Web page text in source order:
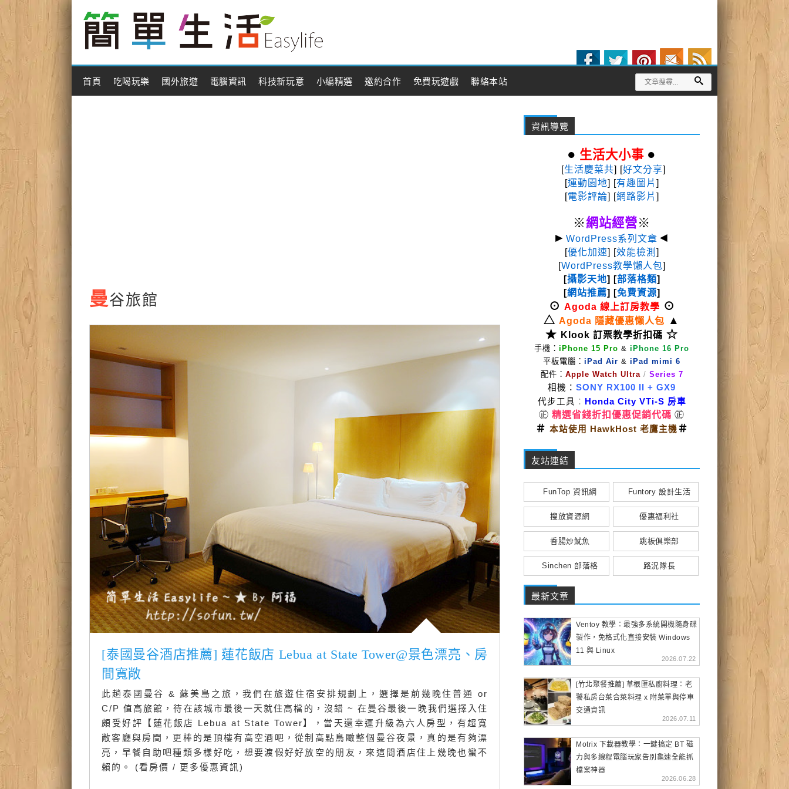
Main Menu
首頁 吃喝玩樂 國外旅遊 電腦資訊 科技新玩意 小編精選 邀約合作 免費玩遊戲 聯絡本站
曼谷旅館
[泰國曼谷酒店推薦] 蓮花飯店 Lebua at State Tower@景色漂亮、房
間寬敞
此趟泰國曼谷 & 蘇美島之旅，我們在旅遊住宿安排規劃上，選擇是前幾晚住普通 or
C/P 值高旅館，待在該城市最後一天就住高檔的，沒錯 ~ 在曼谷最後一晚我們選擇入住
頗受好評【蓮花飯店 Lebua at State Tower】，當天還幸運升級為六人房型，有超寬
敞客廳與房間，更棒的是頂樓有高空酒吧，從制高點鳥瞰整個曼谷夜景，真的是有夠漂
亮，早餐自助吧種類多樣好吃，想要渡假好好放空的朋友，來這間酒店住上幾晚也蠻不
賴的。 (看房價 / 更多優惠資訊)
資訊導覽
● 生活大小事 ●
[生活慶菜共] [好文分享]
[運動園地] [有趣圖片 ]
[電影評論] [網路影片 ]
※網站經營※
► WordPress系列文章 ◄
[優化加速] [效能檢測 ]
[WordPress教學懶人包]
[攝影天地] [部落格類]
[網站推薦] [免費資源]
⊙ Agoda 線上訂房教學 ⊙
△ Agoda 隱藏優惠懶人包
▲
★ Klook 訂票教學折扣碼 ☆
手機： iPhone 15 Pro & iPhone 16 Pro
平板電腦： iPad Air & iPad mimi 6
配件： Apple Watch Ultra / Series 7
相機： SONY RX100 II
+ GX9
代步工具 ： Honda City VTi-S 房車
㊣ 精選省錢折扣優惠促銷代碼 ㊣
＃ 本站使用 HawkHost 老鷹主機＃
友站連結
FunTop 資訊網 Funtory 設計生活
搜放資源網 優惠福利社
香腸炒魷魚 跳板俱樂部
Sinchen 部落格 路況隊長
最新文章
Ventoy 教學：最強多系統開機隨身碟
製作，免格式化直接安裝 Windows
11 與 Linux
2026.07.22
[竹北聚餐推薦] 草根匯私廚料理：老
饕私房台菜合菜料理 x 附菜單與停車
交通資訊
2026.07.11
Motrix 下載器教學：一鍵搞定 BT 磁
力與多線程電腦玩家告別龜速全能抓
檔案神器
2026.06.28